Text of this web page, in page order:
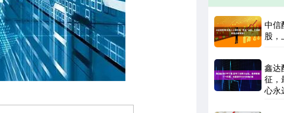
中信
股，
鑫达
征，
心永